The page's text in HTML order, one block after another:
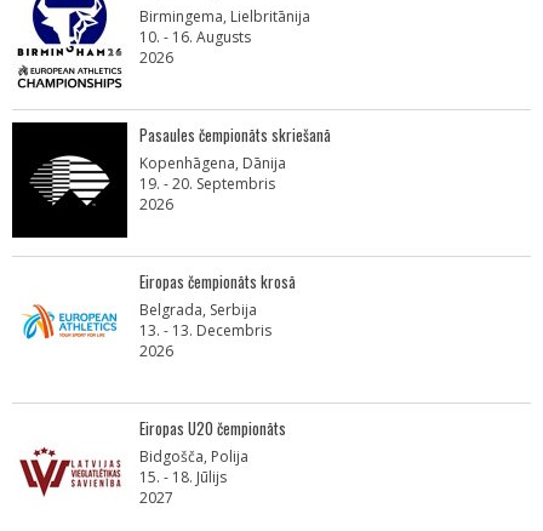
Birmingema, Lielbritānija
10. - 16. Augusts
2026
Pasaules čempionāts skriešanā
Kopenhāgena, Dānija
19. - 20. Septembris
2026
Eiropas čempionāts krosā
Belgrada, Serbija
13. - 13. Decembris
2026
Eiropas U20 čempionāts
Bidgošča, Polija
15. - 18. Jūlijs
2027